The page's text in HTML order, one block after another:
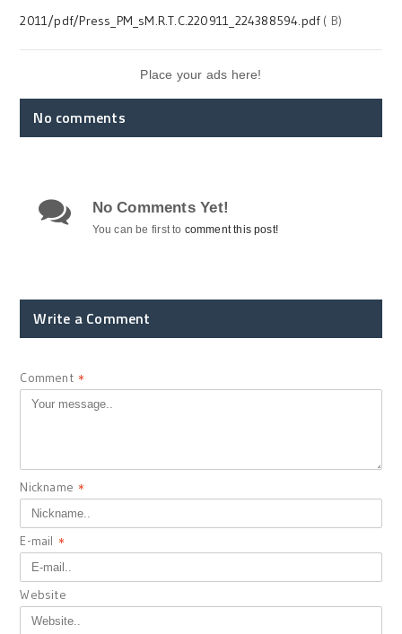
2011/pdf/Press_PM_sM.R.T.C.220911_224388594.pdf ( B)
Place your ads here!
No comments
No Comments Yet!
You can be first to comment this post!
Write a Comment
Comment *
Nickname *
E-mail *
Website